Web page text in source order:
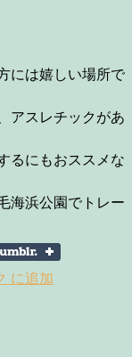
には嬉しい場所で
アスレチックがあ
るにもおススメな
海浜公園でトレー